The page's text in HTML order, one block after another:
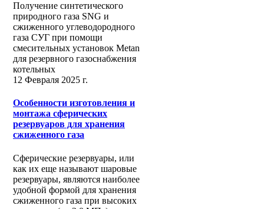
Получение синтетического
природного газа SNG и
сжиженного углеводородного
газа СУГ при помощи
смесительных установок Metan
для резервного газоснабжения
котельных
12 Февраля 2025 г.
Особенности изготовления и
монтажа сферических
резервуаров для хранения
сжиженного газа
Сферические резервуары, или
как их еще называют шаровые
резервуары, являются наиболее
удобной формой для хранения
сжиженного газа при высоких